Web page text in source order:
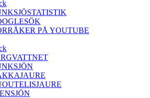
PÅ YOUTUBE